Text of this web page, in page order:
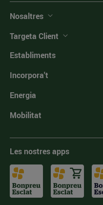
Nosaltres
Targeta Client
Establiments
Incorpora't
Energia
Mobilitat
Les nostres apps